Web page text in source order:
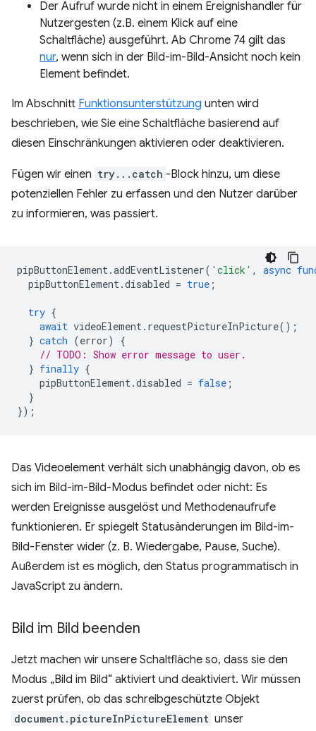
Der Aufruf wurde nicht in einem Ereignishandler für
Nutzergesten (z.B. einem Klick auf eine
Schaltfläche) ausgeführt. Ab Chrome 74 gilt das
nur, wenn sich in der Bild-im-Bild-Ansicht noch kein
Element befindet.
Im Abschnitt Funktionsunterstützung unten wird
beschrieben, wie Sie eine Schaltfläche basierend auf
diesen Einschränkungen aktivieren oder deaktivieren.
Fügen wir einen try...catch -Block hinzu, um diese
potenziellen Fehler zu erfassen und den Nutzer darüber
zu informieren, was passiert.
pipButtonElement.addEventListener( 'click' , async
pipButtonElement.disabled = true ;
try {
await videoElement. requestPictureInPicture();
} catch (error)
{
// TODO: Show error message to user.
} finally {
pipButtonElement.disabled = false ;
}
});
Das Videoelement verhält sich unabhängig davon, ob es
sich im Bild-im-Bild-Modus befindet oder nicht: Es
werden Ereignisse ausgelöst und Methodenaufrufe
funktionieren. Er spiegelt Statusänderungen im Bild-im-
Bild-Fenster wider (z. B. Wiedergabe, Pause, Suche).
Außerdem ist es möglich, den Status programmatisch in
JavaScript zu ändern.
Bild im Bild beenden
Jetzt machen wir unsere Schaltfläche so, dass sie den
Modus „Bild im Bild“ aktiviert und deaktiviert. Wir müssen
zuerst prüfen, ob das schreibgeschützte Objekt
document.pictureInPictureElement unser